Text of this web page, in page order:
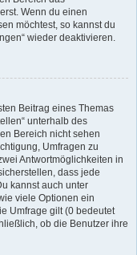
Wenn du einen
möchtest, so kannst du
wieder deaktivieren.
Beitrag eines Themas
unterhalb des
Bereich nicht sehen
Umfragen zu
Antwortmöglichkeiten in
dass jede
kannst auch unter
viele Optionen ein
Umfrage gilt (0 bedeutet
ob die Benutzer ihre